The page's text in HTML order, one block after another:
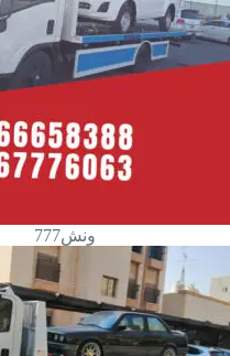
ونش777